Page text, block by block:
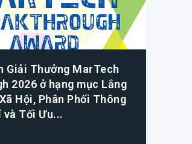
Giải Thưởng MarTech
2026 ở hạng mục Lắng
Hội, Phân Phối Thông
và Tối Ưu...